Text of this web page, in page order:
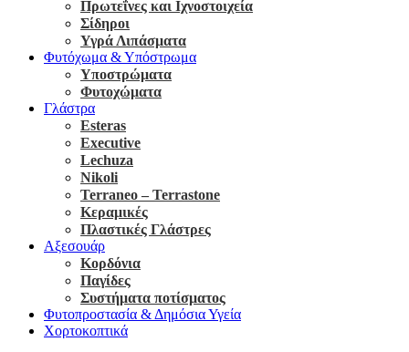
Πρωτεΐνες και Ιχνοστοιχεία
Σίδηροι
Υγρά Λιπάσματα
Φυτόχωμα & Υπόστρωμα
Υποστρώματα
Φυτοχώματα
Γλάστρα
Esteras
Executive
Lechuza
Nikoli
Terraneo – Terrastone
Κεραμικές
Πλαστικές Γλάστρες
Αξεσουάρ
Κορδόνια
Παγίδες
Συστήματα ποτίσματος
Φυτοπροστασία & Δημόσια Υγεία
Χορτοκοπτικά